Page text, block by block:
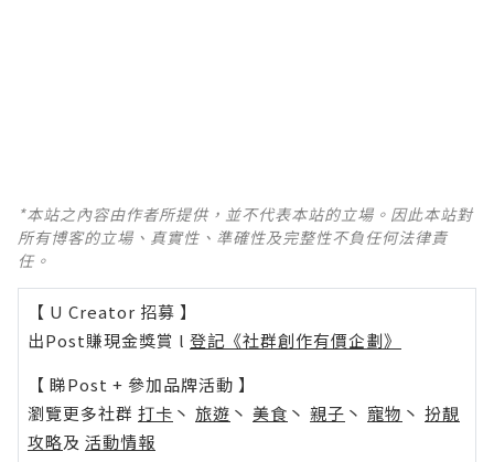
*本站之內容由作者所提供，並不代表本站的立場。因此本站對
所有博客的立場、真實性、準確性及完整性不負任何法律責
任。
【 U Creator 招募 】
出Post賺現金獎賞 l 登記《社群創作有價企劃》
【 睇Post + 參加品牌活動 】
瀏覽更多社群 打卡 丶 旅遊 丶 美食 丶 親子 丶 寵物 丶 扮靚
攻略及 活動情報